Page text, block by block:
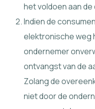
het voldoen aan
Indien de
elektronische weg
ondernemer
ontvangst van de
Zolang de
niet door de